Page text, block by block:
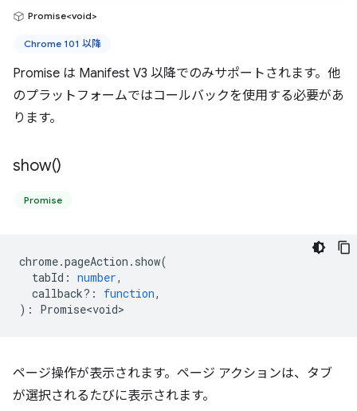
Promise<void>
Chrome 101 以降
Promise は Manifest V3 以降でのみサポートされます。他
のプラットフォームではコールバックを使用する必要があ
ります。
show()
Promise
chrome.pageAction . show(
tabId : number,
callback? : function,
) : Promise<void>
ページ操作が表示されます。ページ アクションは、タブ
が選択されるたびに表示されます。